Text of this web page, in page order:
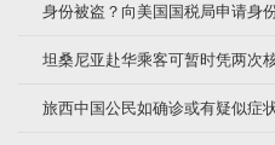
身份被盗？向美国国税局申请身
坦桑尼亚赴华乘客可暂时凭两次
旅西中国公民如确诊或有疑似症